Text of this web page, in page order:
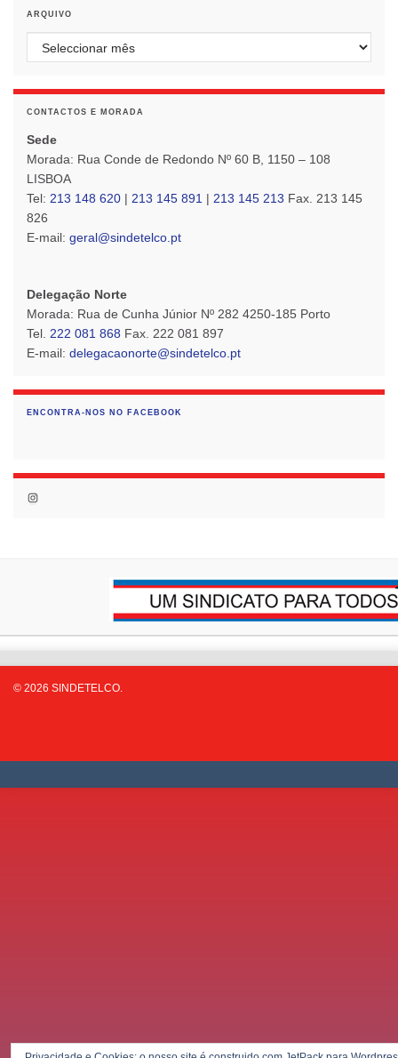
ARQUIVO
CONTACTOS E MORADA
Sede
Morada: Rua Conde de Redondo Nº 60 B, 1150 – 108
LISBOA
Tel: 213 148 620 | 213 145 891 | 213 145 213 Fax. 213 145
826
E-mail: geral@sindetelco.pt
Delegação Norte
Morada: Rua de Cunha Júnior Nº 282 4250-185 Porto
Tel. 222 081 868 Fax. 222 081 897
E-mail: delegacaonorte@sindetelco.pt
ENCONTRA-NOS NO FACEBOOK
Instagram
© 2026 SINDETELCO.